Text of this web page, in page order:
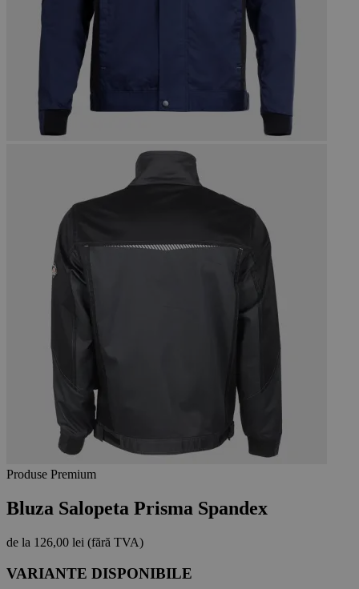
Produse Premium
Bluza Salopeta Prisma Spandex
de la 126,00 lei (fără TVA)
VARIANTE DISPONIBILE